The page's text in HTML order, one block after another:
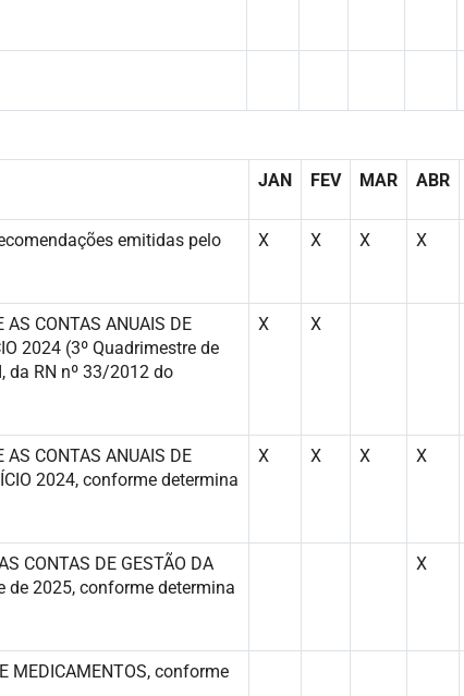
JAN FEV MAR ABR
emitidas pelo
X X X X
AS CONTAS ANUAIS DE
2024 (3º Quadrimestre de
da RN nº 33/2012 do
X X
AS CONTAS ANUAIS DE
2024, conforme determina
X X X X
CONTAS DE GESTÃO DA
de 2025, conforme determina
X
MEDICAMENTOS, conforme